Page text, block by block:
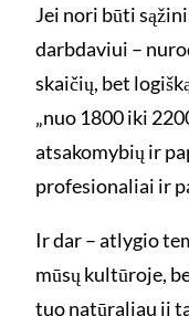
Jei nori būti
darbdaviui –
skaičių, bet
„nuo 1800 iki
atsakomybių ir
profesionaliai ir
Ir dar – atlygio
mūsų kultūroje,
tuo natūraliau ji